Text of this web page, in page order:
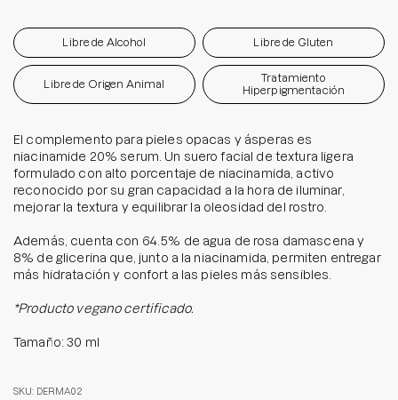
Libre de Alcohol Libre de Gluten
Libre de Origen Animal
Tratamiento
Hiperpigmentación
El complemento para pieles opacas y ásperas es
niacinamide 20%serum . Un suero facial de textura ligera
formulado con alto porcentaje de niacinamida, activo
reconocido por su gran capacidad a la hora de iluminar,
mejorar la textura y equilibrar la oleosidad del rostro.
Además, cuenta con 64.5% de agua de rosa damascena y
8% de glicerina que, junto a la niacinamida, permiten entregar
más hidratación y confort a las pieles más sensibles.
*Producto vegano certificado.
Tamaño: 30 ml
SKU: DERMA02